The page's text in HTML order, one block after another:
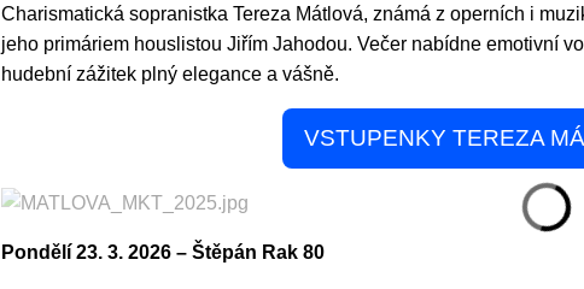
Charismatická sopranistka Tereza Mátlová, známá z operních i
jeho primáriem houslistou Jiřím Jahodou. Večer nabídne emotivní
hudební zážitek plný elegance a vášně.
VSTUPENKY TEREZA
Pondělí 23. 3. 2026 – Štěpán Rak 80